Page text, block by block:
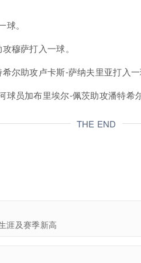
。
穆萨打入一球。
尔助攻卢卡斯-萨纳夫里亚打入一
球员加布里埃尔-佩茨助攻潘特希
THE END
涯及赛季新高